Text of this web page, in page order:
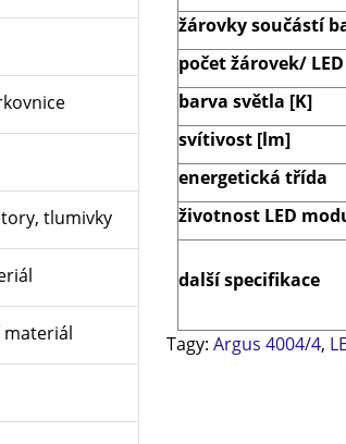
tlumivky
materiál
žárovky součástí
počet žárovek/
barva světla [K]
svítivost [lm]
energetická třída
životnost LED
další specifikace
Tagy: Argus 4004/4,